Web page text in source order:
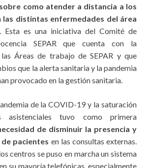
como atender a distancia a los
las distintas enfermedades del área
. Esta es una iniciativa del Comité de
SEPAR que cuenta con la
Áreas de trabajo de SEPAR y que
que la alerta sanitaria y la pandemia
provocado en la gestión sanitaria.
de la COVID-19 y la saturación
tuvo como primera
de disminuir la presencia y
pacientes en las consultas externas.
centros se puso en marcha un sistema
su mayoría telefónicas, especialmente